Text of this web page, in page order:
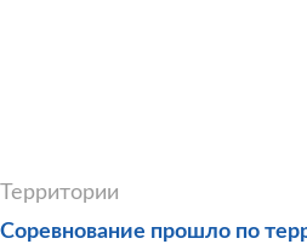
Территории
Соревнование прошло по